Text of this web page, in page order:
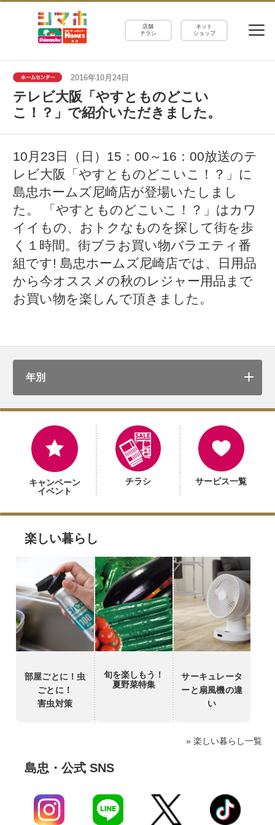
店舗
チラシ
ネット
ショップ
テレビ大阪「やすとものどこい
こ！？」で紹介いただきました。
2016年10月24日
10月23日（日）15：00～16：00放送のテ
レビ大阪「やすとものどこいこ！？」に
島忠ホームズ尼崎店が登場いたしまし
た。 「やすとものどこいこ！？」はカワ
イイもの、おトクなものを探して街を歩
く１時間。街ブラお買い物バラエティ番
組です! 島忠ホームズ尼崎店では、日用品
から今オススメの秋のレジャー用品まで
お買い物を楽しんで頂きました。
年別
キャンペーン
イベント
チラシ サービス一覧
楽しい暮らし
部屋ごとに！虫
ごとに！
害虫対策
旬を楽しもう！
夏野菜特集
サーキュレータ
ーと扇風機の違
い
» 楽しい暮らし一覧
島忠・公式 SNS